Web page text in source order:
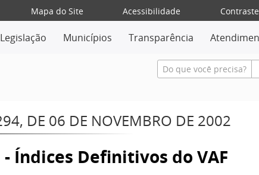
Mapa do Site Acessibilidade
Contraste
Legislação Municípios Transparência
DE 06 DE NOVEMBRO DE 2002
- Índices Definitivos do VAF